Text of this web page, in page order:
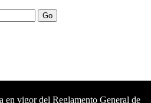
Go
Buscar
en vigor del Reglamento General de